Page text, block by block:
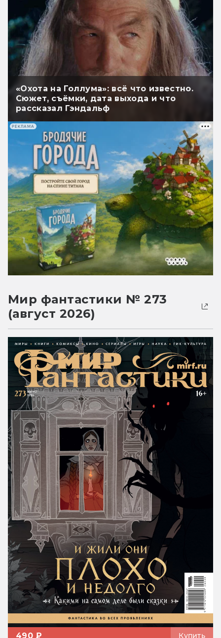
«Охота на Голлума»: всё что известно.
Сюжет, съёмки, дата выхода и что
рассказал Гэндальф
РЕКЛАМА
Мир фантастики № 273
(август 2026)
490 ₽ Купить